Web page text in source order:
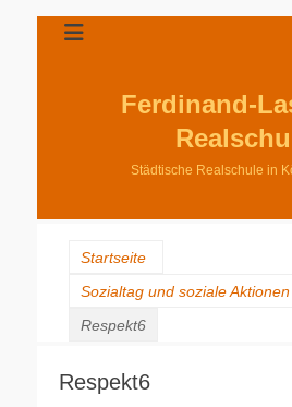
Ferdinand-
Städtische Realschule in
Startseite
Sozialtag und soziale
Respekt6
Respekt6